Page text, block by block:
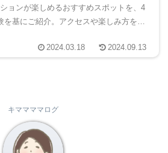
ョンが楽しめるおすすめスポットを、4
基にご紹介。アクセスや楽しみ方を詳
2024.03.18
2024.09.13
キママママログ